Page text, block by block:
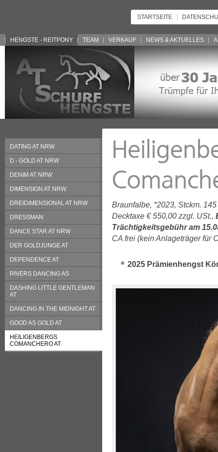
STARTSEITE
HENGSTE - REITPONY TEAM VERKAUF NEWS & AKTUELLES
DATING AT NRW
D - GOLD AT NRW
DENIM AT NRW
DIMENSION AT NRW
DREIDIMENSIONAL AT NRW
DRESSMAN
DANCE STAR AT NRW
DER GOLDJUNGE AT
DEPENDENCE AT
RIVERS DANCING AS
DASHING LITTLE GENTLEMAN
AT
DANCING IN THE MIDNIGHT AT
GOOD AS GOLD AT
HEILIGENBERGS
COMANCHERO AT
Braunfalbe, *2023, Stckm.
Decktaxe € 550,00 zzgl. USt.,
Trächtigkeitsgebühr am
CA frei (kein Anlageträger für
2025 Prämienhengst